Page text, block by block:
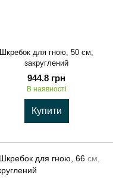
Шкребок для гною, 50 см,
закруглений
944.8 грн
В наявності
Купити